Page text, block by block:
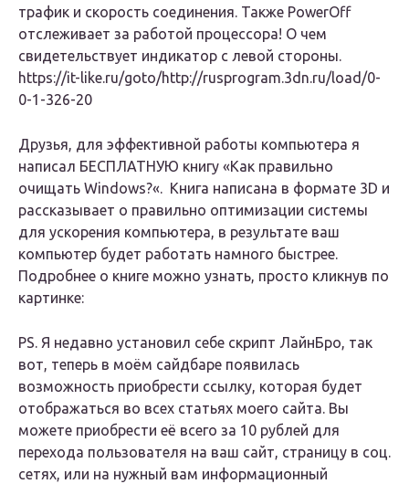
трафик и скорость соединения. Также PowerOff
отслеживает за работой процессора! О чем
свидетельствует индикатор с левой стороны.
https://it-like.ru/goto/http://rusprogram.3dn.ru/load/0-
0-1-326-20
Друзья, для эффективной работы компьютера я
написал БЕСПЛАТНУЮ книгу «Как правильно
очищать Windows?«. Книга написана в формате 3D и
рассказывает о правильно оптимизации системы
для ускорения компьютера, в результате ваш
компьютер будет работать намного быстрее.
Подробнее о книге можно узнать, просто кликнув по
картинке:
PS. Я недавно установил себе скрипт ЛайнБро, так
вот, теперь в моём сайдбаре появилась
возможность приобрести ссылку, которая будет
отображаться во всех статьях моего сайта. Вы
можете приобрести её всего за 10 рублей для
перехода пользователя на ваш сайт, страницу в соц.
сетях, или на нужный вам информационный